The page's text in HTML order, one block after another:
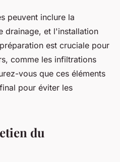
peuvent inclure la
drainage, et l'installation
est cruciale pour
comme les infiltrations
vous que ces éléments
pour éviter les
du